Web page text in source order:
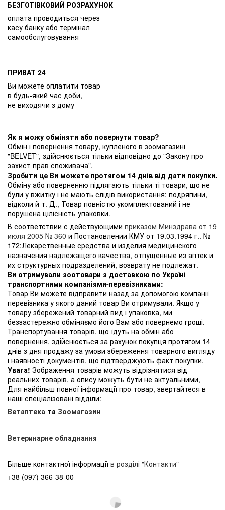
БЕЗГОТІВКОВИЙ РОЗРАХУНОК
оплата проводиться через
касу банку або термінал
самообслуговування
ПРИВАТ 24
Ви можете оплатити товар
в будь-який час доби,
не виходячи з дому
Як я можу обміняти або повернути товар?
Обмін і повернення товару, купленого в зоомагазині
"BELVET", здійснюється тільки відповідно до "Закону про
захист прав споживача".
Зробити це Ви можете протягом 14 днів від дати покупки.
Обміну або поверненню підлягають тільки ті товари, що не
були у вжитку і не мають слідів використання: подряпини,
відколи й т. Д., Товар повністю укомплектований і не
порушена цілісність упаковки.
В соответствии с действующими приказом Минздрава от 19
июля 2005 № 360 и Постановлении КМУ от 19.03.1994 г.. №
172:Лекарственные средства и изделия медицинского
назначения надлежащего качества, отпущенные из аптек и
их структурных подразделений, возврату не подлежат.
Ви отримували зоотовари з доставкою по Україні
транспортними компаніями-перевізниками:
Товар Ви можете відправити назад за допомогою компанії
перевізника у якого даний товар Ви отримували. Якщо у
товару збережений товарний вид і упаковка, ми
беззастережно обміняємо його Вам або повернемо гроші.
Транспортування товарів, що їдуть на обмін або
повернення, здійснюється за рахунок покупця протягом 14
днів з дня продажу за умови збереження товарного вигляду
і наявності документів, що підтверджують факт покупки.
Увага! Зображення товарів можуть відрізнятися від
реальних товарів, а опису можуть бути не актуальними,
Для найбільш повної інформації про товар, звертайтеся в
наші спеціалізовані відділи:
Ветаптека та Зоомагазин
Ветеринарне обладнання
Більше контактної інформації в розділі "Контакти"
+38 (097) 366-38-00